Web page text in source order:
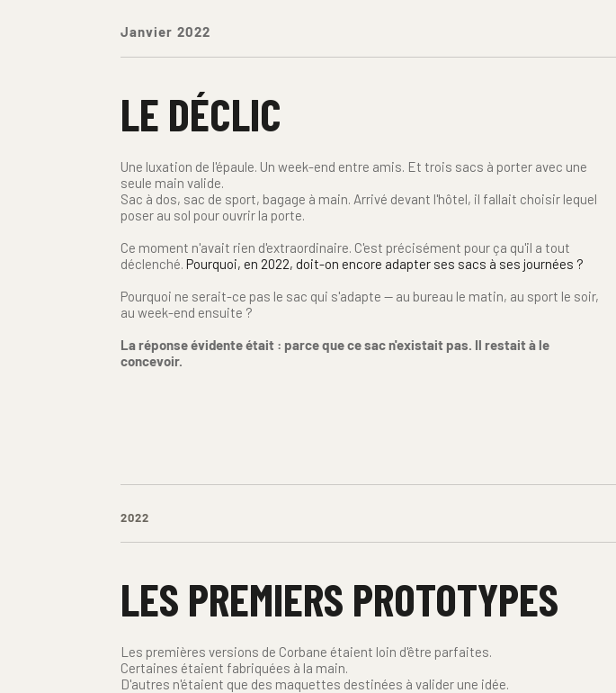
Janvier 2022
LE DÉCLIC
Une luxation de l'épaule. Un week-end entre amis. Et trois sacs à porter avec une
seule main valide.
Sac à dos, sac de sport, bagage à main. Arrivé devant l'hôtel, il fallait choisir lequel
poser au sol pour ouvrir la porte.
Ce moment n'avait rien d'extraordinaire. C'est précisément pour ça qu'il a tout
déclenché. Pourquoi, en 2022, doit-on encore adapter ses sacs à ses journées ?
Pourquoi ne serait-ce pas le sac qui s'adapte — au bureau le matin, au sport le soir,
au week-end ensuite ?
La réponse évidente était : parce que ce sac n'existait pas. Il restait à le
concevoir.
2022
LES PREMIERS PROTOTYPES
Les premières versions de Corbane étaient loin d'être parfaites.
Certaines étaient fabriquées à la main.
D'autres n'étaient que des maquettes destinées à valider une idée.